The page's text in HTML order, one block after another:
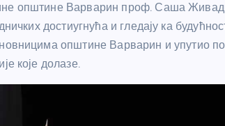
општине Варварин проф. Саша
достиугнућа и гледају ка
општине Варварин и упутио
које долазе.